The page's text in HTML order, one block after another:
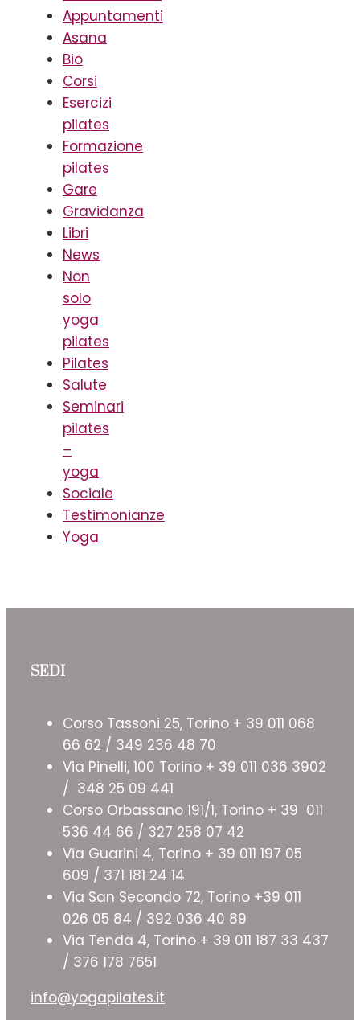
Appuntamenti
Asana
Bio
Corsi
Esercizi
pilates
Formazione
pilates
Gare
Gravidanza
Libri
News
Non
solo
yoga
pilates
Pilates
Salute
Seminari
pilates
–
yoga
Sociale
Testimonianze
Yoga
SEDI
Corso Tassoni 25, Torino + 39 011 068
66 62 / 349 236 48 70
Via Pinelli, 100 Torino + 39 011 036 3902
/ 348 25 09 441
Corso Orbassano 191/1, Torino + 39 011
536 44 66 / 327 258 07 42
Via Guarini 4, Torino + 39 011 197 05
609 / 371 181 24 14
Via San Secondo 72, Torino +39 011
026 05 84 / 392 036 40 89
Via Tenda 4, Torino + 39 011 187 33 437
/ 376 178 7651
info@yogapilates.it